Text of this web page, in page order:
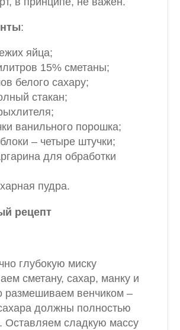
:
яйца;
15% сметаны;
белого сахару;
стакан;
ванильного порошка;
– четыре штучки;
для обработки
пудра.
рецепт
глубокую миску
сметану, сахар, манку и
размешиваем венчиком –
должны полностью
Оставляем сладкую массу